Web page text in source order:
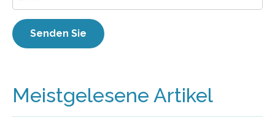
Meistgelesene Artikel